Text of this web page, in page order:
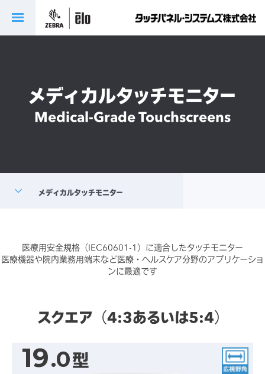
メディカルタッチモニター
Medical-Grade Touchscreens
医療用安全規格（IEC60601-1）に適合したタッチモニター
医療機器や院内業務用端末など医療・ヘルスケア分野のアプリケーショ
ンに最適です
スクエア（4:3あるいは5:4）
19.0型